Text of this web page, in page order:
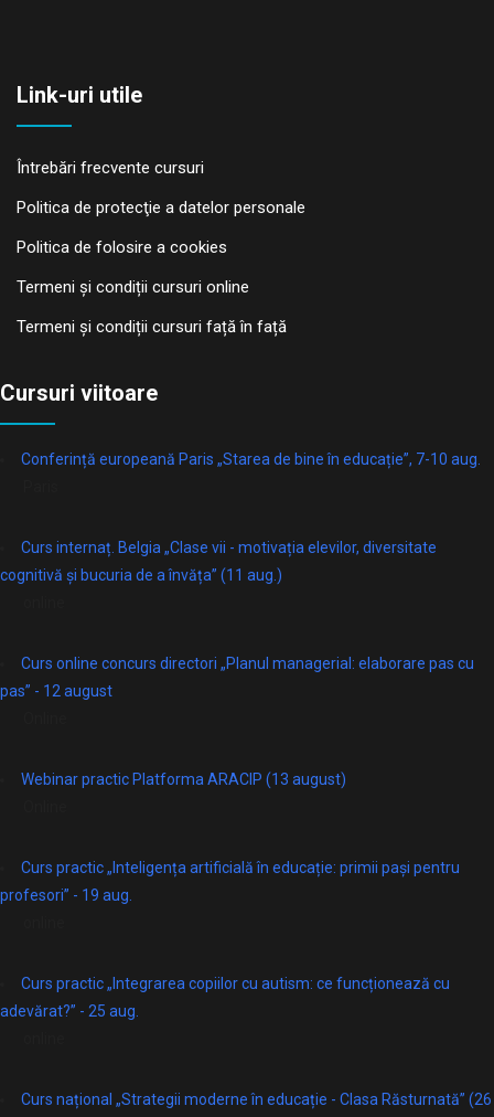
Link-uri utile
Întrebări frecvente cursuri
Politica de protecţie a datelor personale
Politica de folosire a cookies
Termeni și condiții cursuri online
Termeni și condiții cursuri față în față
Cursuri viitoare
Conferință europeană Paris „Starea de bine în educație”, 7-10 aug.
Curs internaț. Belgia „Clase vii - motivația elevilor, diversitate
cognitivă și bucuria de a învăța” (11 aug.)
Curs online concurs directori „Planul managerial: elaborare pas cu
pas” - 12 august
Webinar practic Platforma ARACIP (13 august)
Curs practic „Inteligența artificială în educație: primii pași pentru
profesori” - 19 aug.
Curs practic „Integrarea copiilor cu autism: ce funcționează cu
adevărat?” - 25 aug.
Curs național „Strategii moderne în educație - Clasa Răsturnată” (26